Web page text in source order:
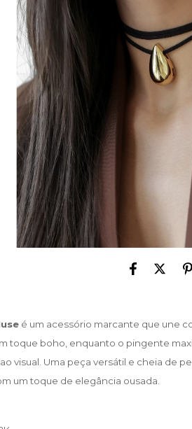
é um acessório marcante que une
toque boho, enquanto o pingente
visual. Uma peça versátil e cheia de
um toque de elegância ousada.